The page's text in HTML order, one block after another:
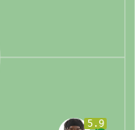
5.9